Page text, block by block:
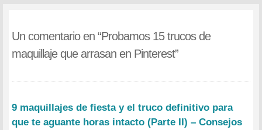
Un comentario en “Probamos 15 trucos de
maquillaje que arrasan en Pinterest”
9 maquillajes de fiesta y el truco definitivo para
que te aguante horas intacto (Parte II) – Consejos